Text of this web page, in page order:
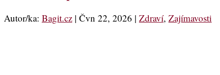
Autor/ka: Bagit.cz | Čvn 22, 2026 | Zdraví, Zajímavosti